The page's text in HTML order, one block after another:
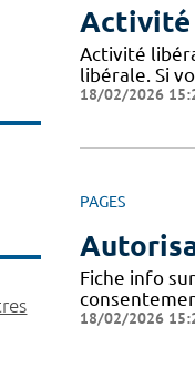
Activité
Activité
libérale. Si
18/02/2026
PAGES
Fiche info
18/02/2026